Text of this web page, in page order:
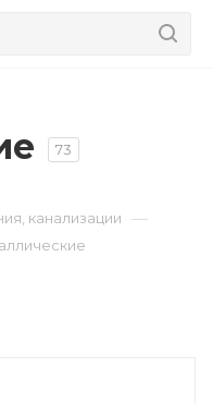
73
канализации —